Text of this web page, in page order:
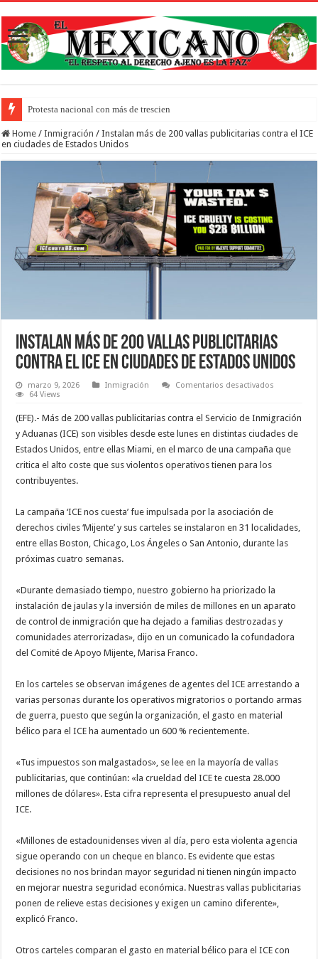
Protesta nacional con más de trescientos actos honra a inmigrantes
Home / Inmigración / Instalan más de 200 vallas publicitarias contra el ICE
en ciudades de Estados Unidos
Instalan más de 200 vallas publicitarias
contra el ICE en ciudades de Estados Unidos
marzo 9, 2026 Inmigración Comentarios desactivados
200
vallas
contra
64 Views
(EFE).- Más de 200 vallas publicitarias contra el Servicio de Inmigración
y Aduanas (ICE) son visibles desde este lunes en distintas ciudades de
Estados Unidos, entre ellas Miami, en el marco de una campaña que
critica el alto coste que sus violentos operativos tienen para los
contribuyentes.
La campaña ‘ICE nos cuesta’ fue impulsada por la asociación de
derechos civiles ‘Mijente’ y sus carteles se instalaron en 31 localidades,
entre ellas Boston, Chicago, Los Ángeles o San Antonio, durante las
próximas cuatro semanas.
«Durante demasiado tiempo, nuestro gobierno ha priorizado la
instalación de jaulas y la inversión de miles de millones en un aparato
de control de inmigración que ha dejado a familias destrozadas y
comunidades aterrorizadas», dijo en un comunicado la cofundadora
del Comité de Apoyo Mijente, Marisa Franco.
En los carteles se observan imágenes de agentes del ICE arrestando a
varias personas durante los operativos migratorios o portando armas
de guerra, puesto que según la organización, el gasto en material
bélico para el ICE ha aumentado un 600 % recientemente.
«Tus impuestos son malgastados», se lee en la mayoría de vallas
publicitarias, que continúan: «la crueldad del ICE te cuesta 28.000
millones de dólares». Esta cifra representa el presupuesto anual del
ICE.
«Millones de estadounidenses viven al día, pero esta violenta agencia
sigue operando con un cheque en blanco. Es evidente que estas
decisiones no nos brindan mayor seguridad ni tienen ningún impacto
en mejorar nuestra seguridad económica. Nuestras vallas publicitarias
ponen de relieve estas decisiones y exigen un camino diferente»,
explicó Franco.
Otros carteles comparan el gasto en material bélico para el ICE con